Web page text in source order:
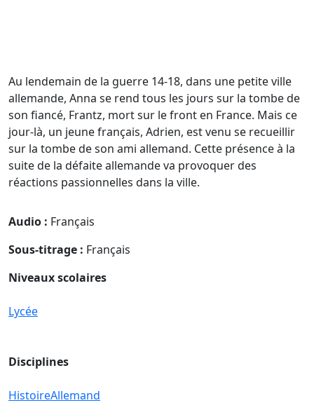
Au lendemain de la guerre 14-18, dans une petite ville
allemande, Anna se rend tous les jours sur la tombe de
son fiancé, Frantz, mort sur le front en France. Mais ce
jour-là, un jeune français, Adrien, est venu se recueillir
sur la tombe de son ami allemand. Cette présence à la
suite de la défaite allemande va provoquer des
réactions passionnelles dans la ville.
Audio : Français
Sous-titrage : Français
Niveaux scolaires
Lycée
Disciplines
HistoireAllemand